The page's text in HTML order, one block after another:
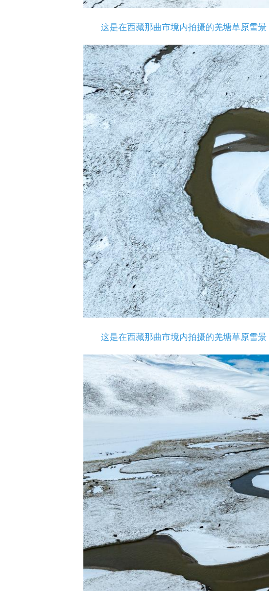
这是在西藏那曲市境内拍摄的羌塘草原雪景
这是在西藏那曲市境内拍摄的羌塘草原雪景